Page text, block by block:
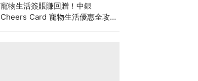
寵物生活簽賬賺回贈！中銀
Cheers Card 寵物生活優惠全攻